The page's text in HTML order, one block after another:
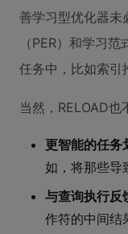
善学习型优化器未
（PER）和学习
任务中，比如索引
当然，RELOAD
更智能的任务
如，将那些导
与查询执行反
作符的中间结